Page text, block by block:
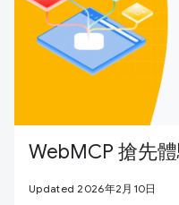
WebMCP 搶先
Updated 2026年2月10日